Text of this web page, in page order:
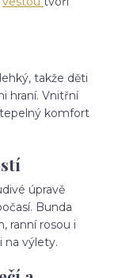
takže děti
hraní. Vnitřní
komfort
úpravě
Bunda
ranní rosou i
na výlety.